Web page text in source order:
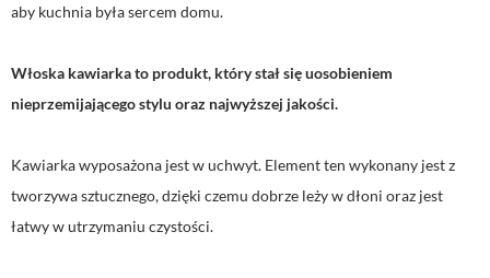
aby kuchnia była sercem domu.
Włoska kawiarka to produkt, który stał się uosobieniem
nieprzemijającego stylu oraz najwyższej jakości.
Kawiarka wyposażona jest w uchwyt. Element ten wykonany jest z
tworzywa sztucznego, dzięki czemu dobrze leży w dłoni oraz jest
łatwy w utrzymaniu czystości.